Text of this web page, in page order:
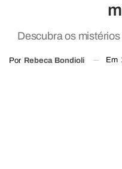
Descubra os
Por Rebeca Bondioli Em